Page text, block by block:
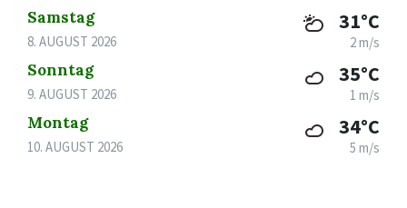
Samstag
8. AUGUST 2026
31°C
2 m/s
Sonntag
9. AUGUST 2026
35°C
1 m/s
Montag
10. AUGUST 2026
34°C
5 m/s